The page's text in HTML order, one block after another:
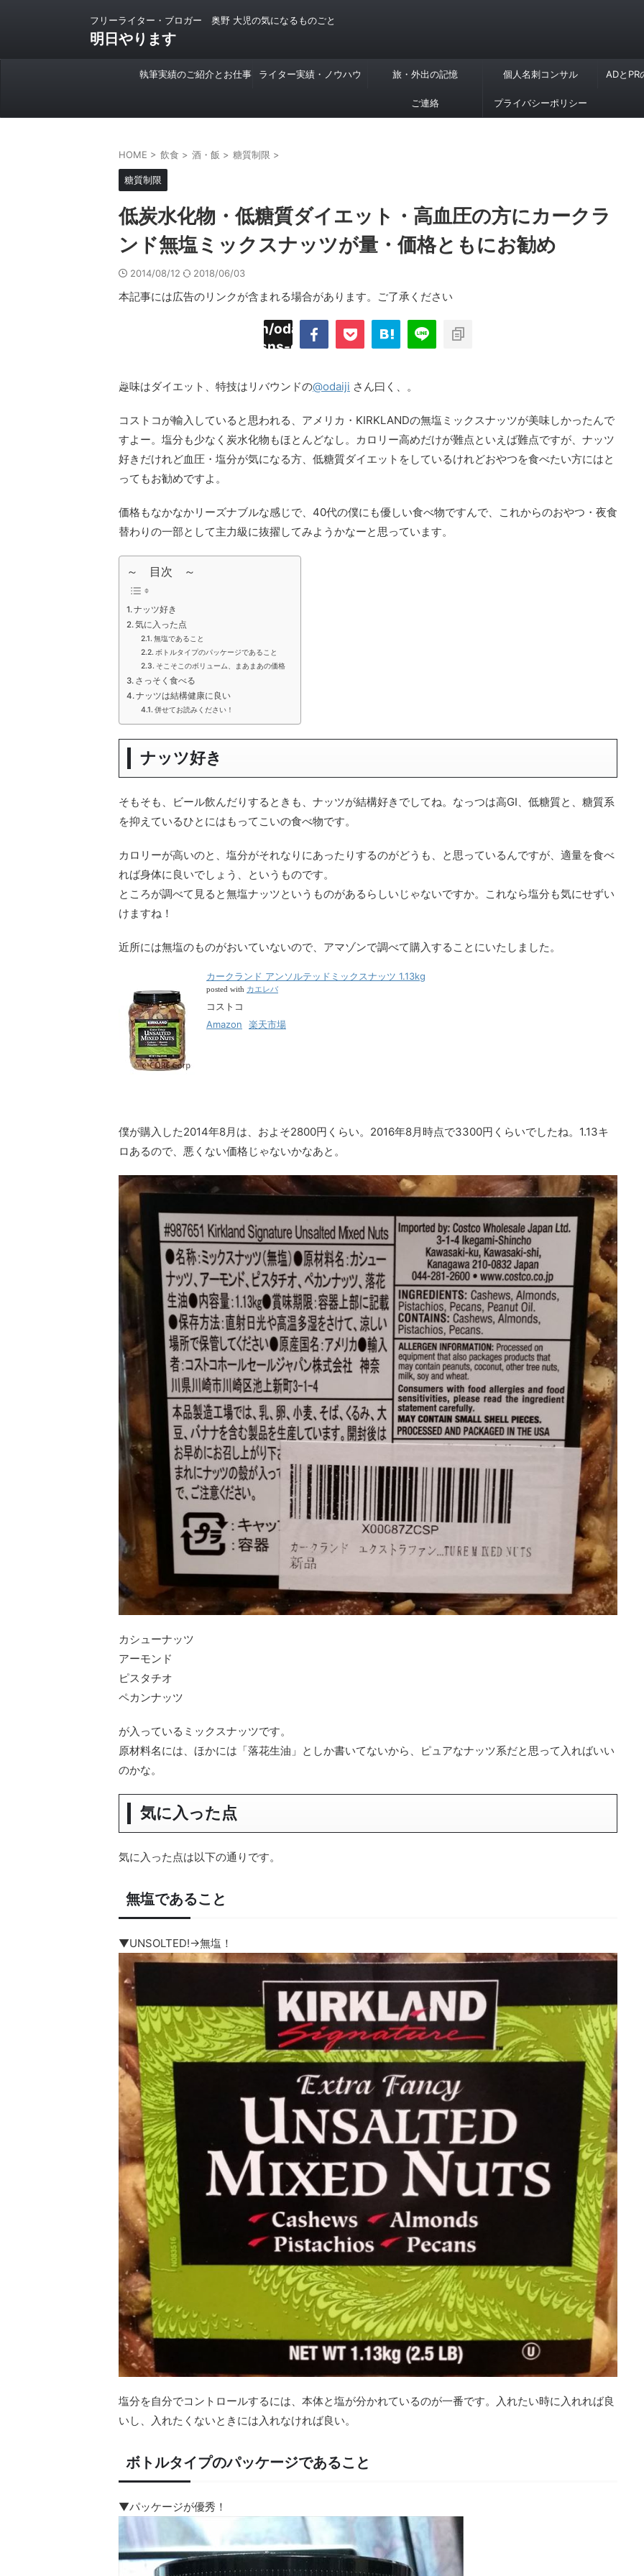
フリーライター・ブロガー 奥野 大児の気になるものごと
明日やります
執筆実績のご紹介とお仕事 ライター実績・ノウハウ 旅・外出の記憶 個人名刺コンサル ADとPR
ご連絡 プライバシーポリシー
HOME > 飲食 > 酒・飯 > 糖質制限 >
糖質制限
低炭水化物・低糖質ダイエット・高血圧の方にカークラ
ンド無塩ミックスナッツが量・価格ともにお勧め
2014/08/12 2018/06/03
本記事には広告のリンクが含まれる場合があります。ご了承ください
"Twitter"
/home/daimyoojin/odaiji.com/public_html/blog/wp-
content/plugins/sns-count-cache/sns-count-
趣味はダイエット、特技はリバウンドの@odaiji さん曰く、。
コストコが輸入していると思われる、アメリカ・KIRKLANDの無塩ミックスナッツが美味しかったんで
すよー。塩分も少なく炭水化物もほとんどなし。カロリー高めだけが難点といえば難点ですが、ナッツ
好きだけれど血圧・塩分が気になる方、低糖質ダイエットをしているけれどおやつを食べたい方にはと
ってもお勧めですよ。
価格もなかなかリーズナブルな感じで、40代の僕にも優しい食べ物ですんで、これからのおやつ・夜食
替わりの一部として主力級に抜擢してみようかなーと思っています。
～ 目次 ～
ナッツ好き
気に入った点
無塩であること
ボトルタイプのパッケージであること
そこそこのボリューム、まあまあの価格
さっそく食べる
ナッツは結構健康に良い
併せてお読みください！
ナッツ好き
そもそも、ビール飲んだりするときも、ナッツが結構好きでしてね。なっつは高GI、低糖質と、糖質系
を抑えているひとにはもってこいの食べ物です。
カロリーが高いのと、塩分がそれなりにあったりするのがどうも、と思っているんですが、適量を食べ
れば身体に良いでしょう、というものです。
ところが調べて見ると無塩ナッツというものがあるらしいじゃないですか。これなら塩分も気にせずい
けますね！
近所には無塩のものがおいていないので、アマゾンで調べて購入することにいたしました。
カークランド アンソルテッドミックスナッツ 1.13kg
posted with カエレバ
コストコ
Amazon
楽天市場
僕が購入した2014年8月は、およそ2800円くらい。2016年8月時点で3300円くらいでしたね。1.13キ
ロあるので、悪くない価格じゃないかなあと。
カシューナッツ
アーモンド
ピスタチオ
ペカンナッツ
が入っているミックスナッツです。
原材料名には、ほかには「落花生油」としか書いてないから、ピュアなナッツ系だと思って入ればいい
のかな。
気に入った点
気に入った点は以下の通りです。
無塩であること
▼UNSOLTED!→無塩！
塩分を自分でコントロールするには、本体と塩が分かれているのが一番です。入れたい時に入れれば良
いし、入れたくないときには入れなければ良い。
ボトルタイプのパッケージであること
▼パッケージが優秀！